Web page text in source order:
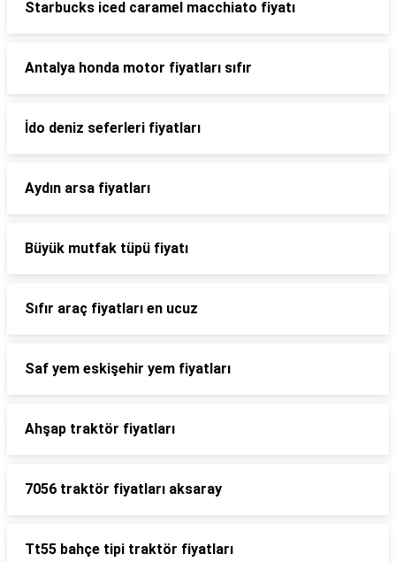
Starbucks iced caramel macchiato fiyatı
Antalya honda motor fiyatları sıfır
İdo deniz seferleri fiyatları
Aydın arsa fiyatları
Büyük mutfak tüpü fiyatı
Sıfır araç fiyatları en ucuz
Saf yem eskişehir yem fiyatları
Ahşap traktör fiyatları
7056 traktör fiyatları aksaray
Tt55 bahçe tipi traktör fiyatları